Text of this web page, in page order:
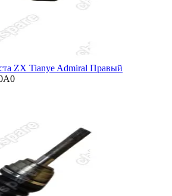
ZX Tianye Admiral Правый